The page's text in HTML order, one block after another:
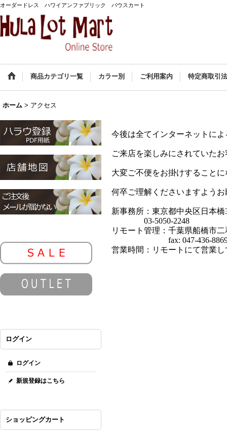
オーダードレス ハワイアンファブリック パウスカート
商品カテゴリ一覧 カラー別 ご利用案内 特定商取引
ホーム > アクセス
ログイン
ログイン
新規登録はこちら
ショッピングカート
今後は全てインターネットに
ご来店を楽しみにされていた
大変ご不便をお掛けすること
何卒ご理解くださいますよう
新事務所：東京都中央区日本橋
03-5050-2248
リモート管理：千葉県船橋市二
fax: 047-436-
営業時間：リモートにて営業